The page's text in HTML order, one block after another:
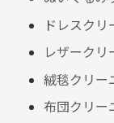
ドレスクリ
レザークリ
絨毯クリー
布団クリー